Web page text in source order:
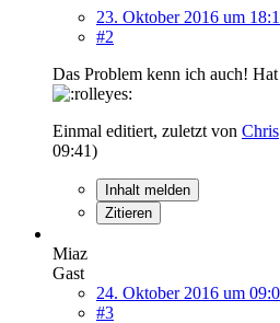
23. Oktober 2016 um
#2
Das Problem kenn ich auch!
Einmal editiert, zuletzt von Chris
09:41)
Inhalt melden
Zitieren
Miaz
Gast
24. Oktober 2016 um
#3